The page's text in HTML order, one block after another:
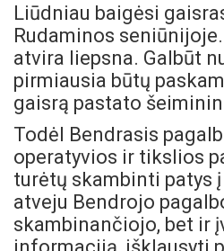
Liūdniau baigėsi
Rudaminos
atvira liepsna. Galbūt
pirmiausia būtų
gaisrą pastato
Todėl Bendrasis
operatyvios ir tikslios
turėtų skambinti patys
atveju Bendrojo
skambinančiojo, bet ir